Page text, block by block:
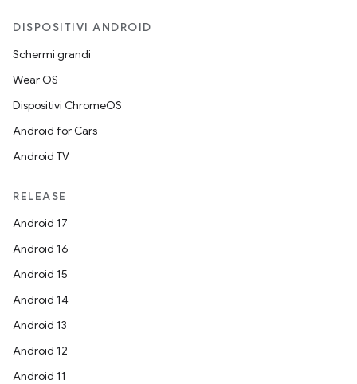
DISPOSITIVI ANDROID
Schermi grandi
Wear OS
Dispositivi ChromeOS
Android for Cars
Android TV
RELEASE
Android 17
Android 16
Android 15
Android 14
Android 13
Android 12
Android 11